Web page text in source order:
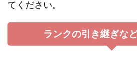
てください。
ランクの引き継ぎな